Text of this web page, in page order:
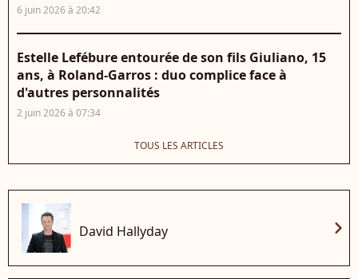
6 juin 2026 à 20:42
Estelle Lefébure entourée de son fils Giuliano, 15
ans, à Roland-Garros : duo complice face à
d'autres personnalités
2 juin 2026 à 07:34
TOUS LES ARTICLES
David Hallyday chevron_right